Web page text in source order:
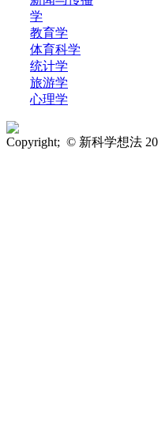
学
教育学
体育科学
统计学
旅游学
心理学
Copyright; © 新科学想法